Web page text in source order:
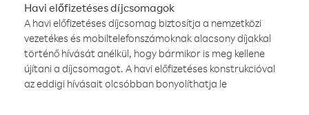
Havi előfizetéses díjcsomagok
A havi előfizetéses díjcsomag biztosítja a nemzetközi
vezetékes és mobiltelefonszámoknak alacsony díjakkal
történő hívását anélkül, hogy bármikor is meg kellene
újítani a díjcsomagot. A havi előfizetéses konstrukcióval
az eddigi hívásait olcsóbban bonyolíthatja le